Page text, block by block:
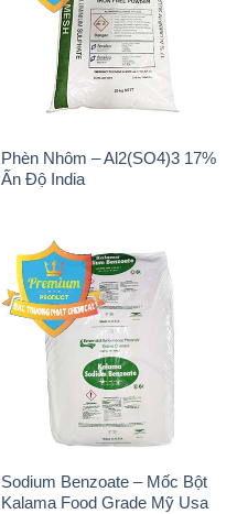
Phèn Nhôm – Al2(SO4)3 17%
Ấn Độ India
Sodium Benzoate – Mốc Bột
Kalama Food Grade Mỹ Usa